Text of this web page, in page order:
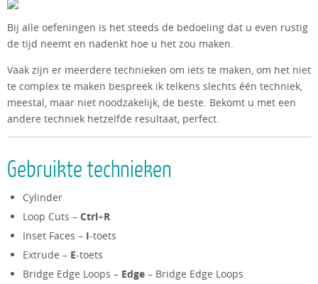
Bij alle oefeningen is het steeds de bedoeling dat u even rustig
de tijd neemt en nadenkt hoe u het zou maken.
Vaak zijn er meerdere technieken om iets te maken, om het niet
te complex te maken bespreek ik telkens slechts één techniek,
meestal, maar niet noodzakelijk, de beste. Bekomt u met een
andere techniek hetzelfde resultaat, perfect.
Gebruikte technieken
Cylinder
Loop Cuts –Ctrl+R
Inset Faces – I-toets
Extrude – E-toets
Bridge Edge Loops – Edge – Bridge Edge Loops